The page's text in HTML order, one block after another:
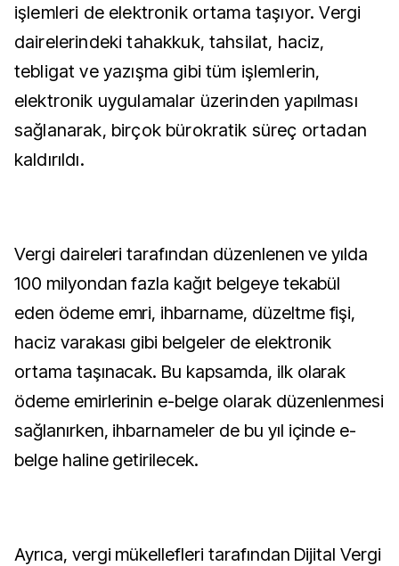
işlemleri de elektronik ortama taşıyor. Vergi
dairelerindeki tahakkuk, tahsilat, haciz,
tebligat ve yazışma gibi tüm işlemlerin,
elektronik uygulamalar üzerinden yapılması
sağlanarak, birçok bürokratik süreç ortadan
kaldırıldı.
Vergi daireleri tarafından düzenlenen ve yılda
100 milyondan fazla kağıt belgeye tekabül
eden ödeme emri, ihbarname, düzeltme fişi,
haciz varakası gibi belgeler de elektronik
ortama taşınacak. Bu kapsamda, ilk olarak
ödeme emirlerinin e-belge olarak düzenlenmesi
sağlanırken, ihbarnameler de bu yıl içinde e-
belge haline getirilecek.
Ayrıca, vergi mükellefleri tarafından Dijital Vergi